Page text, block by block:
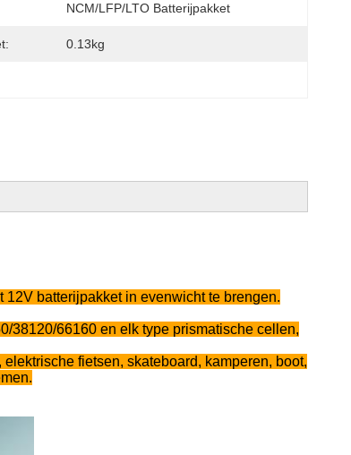
NCM/LFP/LTO Batterijpakket
0.13kg
batterijpakket in evenwicht te brengen.
38120/66160 en elk type prismatische cellen,
fietsen, skateboard, kamperen, boot,